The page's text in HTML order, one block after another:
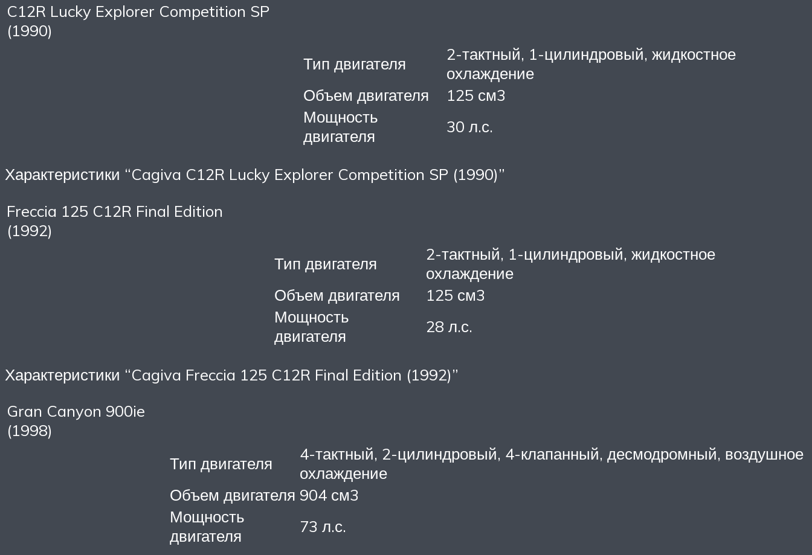
C12R Lucky Explorer Competition SP
(1990)
Тип двигателя
2-тактный, 1-цилиндровый, жидкостное
охлаждение
Объем двигателя
125 см3
Мощность
двигателя
30 л.с.
Характеристики “Cagiva C12R Lucky Explorer Competition SP (1990)”
Freccia 125 C12R Final Edition
(1992)
Тип двигателя
2-тактный, 1-цилиндровый, жидкостное
охлаждение
Объем двигателя
125 см3
Мощность
двигателя
28 л.с.
Характеристики “Cagiva Freccia 125 C12R Final Edition (1992)”
Gran Canyon 900ie
(1998)
Тип двигателя
4-тактный, 2-цилиндровый, 4-клапанный, десмодромный, воздушное
охлаждение
Объем двигателя 904 см3
Мощность
двигателя
73 л.с.